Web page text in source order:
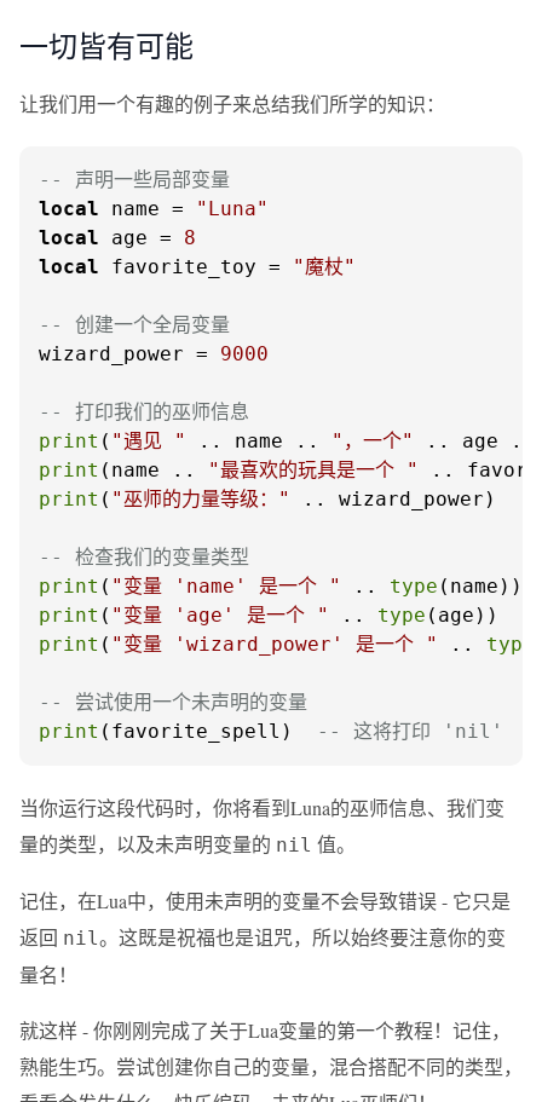
一切皆有可能
让我们用一个有趣的例子来总结我们所学的知识：
-- 声明一些局部变量
local name =
"Luna"
local age = 8
local favorite_toy = "魔杖"
-- 创建一个全局变量
wizard_power = 9000
-- 打印我们的巫师信息
print ( "遇见 " .. name .. "，一个"
.. age
print (name .. "最喜欢的玩具是一个 "
..
print ( "巫师的力量等级：" .. wizard_power)
-- 检查我们的变量类型
print ( "变量 'name' 是一个 " .. type
print ( "变量 'age' 是一个 " .. type
print ( "变量 'wizard_power' 是一个 " .. type
-- 尝试使用一个未声明的变量
print (favorite_spell) -- 这将打印 'nil'
当你运行这段代码时，你将看到Luna的巫师信息、我们变
量的类型，以及未声明变量的 nil 值。
记住，在Lua中，使用未声明的变量不会导致错误 - 它只是
返回 nil。这既是祝福也是诅咒，所以始终要注意你的变
量名！
就这样 - 你刚刚完成了关于Lua变量的第一个教程！记住，
熟能生巧。尝试创建你自己的变量，混合搭配不同的类型，